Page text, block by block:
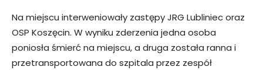
Na miejscu interweniowały zastępy JRG Lubliniec oraz
OSP Koszęcin. W wyniku zderzenia jedna osoba
poniosła śmierć na miejscu, a druga została ranna i
przetransportowana do szpitala przez zespół